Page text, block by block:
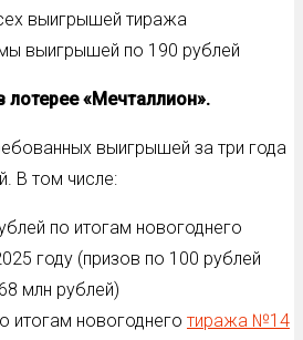
выигрышей тиража
выигрышей по 190 рублей
лотерее «Мечталлион».
выигрышей за три года
В том числе:
по итогам новогоднего
году (призов по 100 рублей
млн рублей)
итогам новогоднего тиража №14